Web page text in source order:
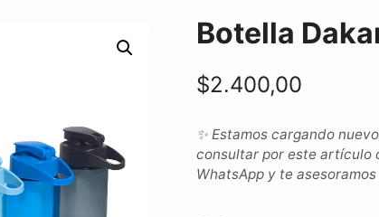
Botella
$2.400,00
✨ Estamos cargando
consultar por este artículo
WhatsApp y te